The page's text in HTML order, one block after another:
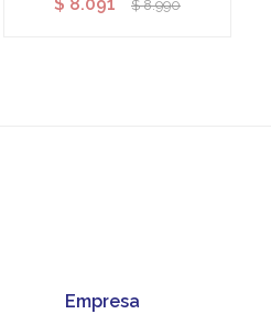
$ 8.990
Empresa